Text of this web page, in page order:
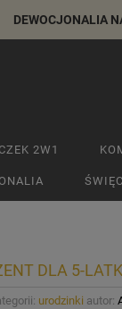
DEWOCJONALIA
2W1
DLA 5-
urodzinki autor: